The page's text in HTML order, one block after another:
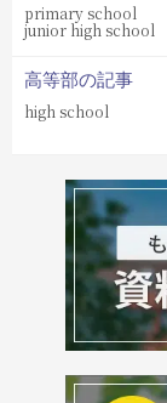
primary school
junior high school
高等部の記事
high school